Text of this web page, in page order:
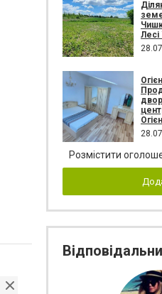
Лесі
Розмістити